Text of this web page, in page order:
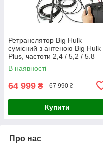
Ретранслятор Big Hulk
сумісний з антеною Big Hulk
Plus, частоти 2,4 / 5,2 / 5.8
ГГц
В наявності
64 999 ₴ 67 990 ₴
Купити
Про нас